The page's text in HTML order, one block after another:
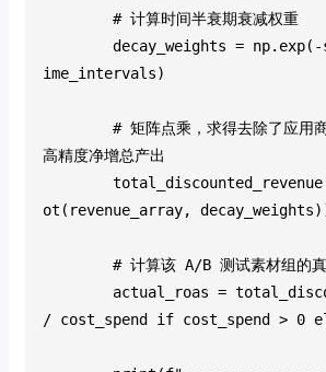
# 计算时间半衰期衰减权重
ime_intervals)
高精度净增总产出
ot(revenue_array,
# 计算该 A/B 测试素材组的真
/ cost_spend if cost_spend > 0